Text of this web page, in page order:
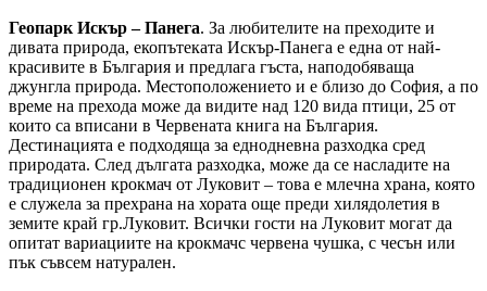
Геопарк Искър – Панега. За любителите на преходите и
дивата природа, екопътеката Искър-Панега е една от най-
красивите в България и предлага гъста, наподобяваща
джунгла природа. Местоположението и е близо до София, а по
време на прехода може да видите над 120 вида птици, 25 от
които са вписани в Червената книга на България.
Дестинацията е подходяща за еднодневна разходка сред
природата. След дългата разходка, може да се насладите на
традиционен крокмач от Луковит – това е млечна храна, която
е служела за прехрана на хората още преди хилядолетия в
земите край гр.Луковит. Всички гости на Луковит могат да
опитат вариациите на крокмачс червена чушка, с чесън или
пък съвсем натурален.